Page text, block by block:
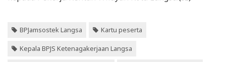
BPJamsostek Langsa Kartu peserta
Kepala BPJS Ketenagakerjaan Langsa